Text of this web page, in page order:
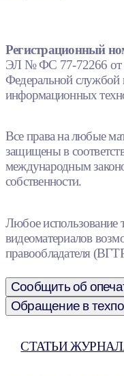
Регистрационный
ЭЛ № ФС 77-72266 от
Федеральной службой
информационных
Все права на любые
защищены в
международным
собственности.
Любое использование
видеоматериалов
правообладателя
Сообщить об
Обращение в
СТАТЬИ